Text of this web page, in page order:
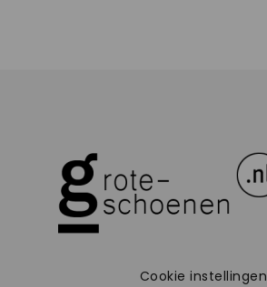
Cookie instellingen